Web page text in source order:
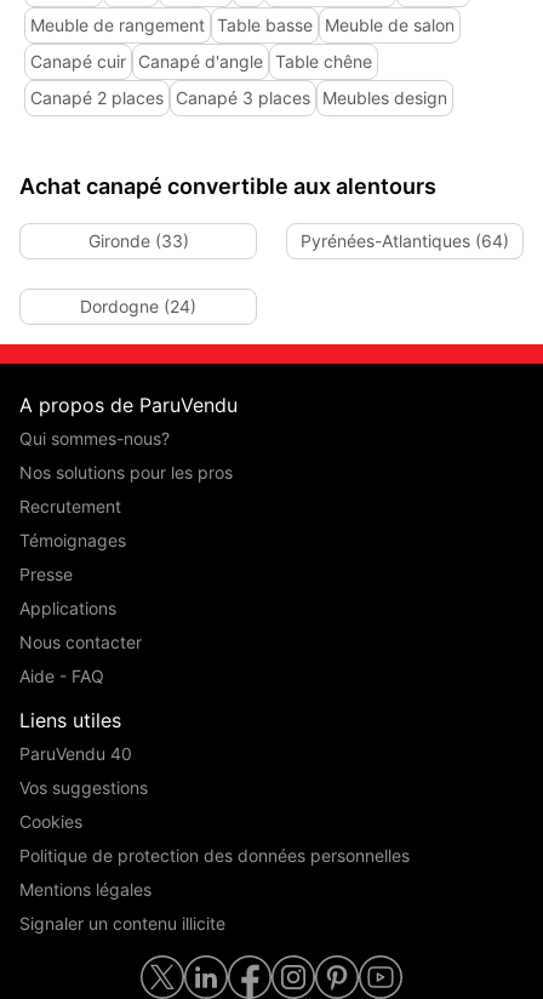
Meuble de rangement Table basse
Meuble de salon
Canapé cuir
Canapé d'angle Table chêne
Canapé 2 places
Canapé 3 places Meubles design
Achat canapé convertible aux alentours
Gironde (33) Pyrénées-Atlantiques (64)
Dordogne (24)
A propos de ParuVendu
Qui sommes-nous?
Nos solutions pour les pros
Recrutement
Témoignages
Presse
Applications
Nous contacter
Aide - FAQ
Liens utiles
ParuVendu 40
Vos suggestions
Cookies
Politique de protection des données personnelles
Mentions légales
Signaler un contenu illicite